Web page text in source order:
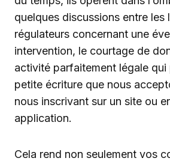
quelques discussions entre les
régulateurs concernant une
intervention, le courtage de
activité parfaitement légale
petite écriture que nous
nous inscrivant sur un site ou
application.
Cela rend non seulement vos